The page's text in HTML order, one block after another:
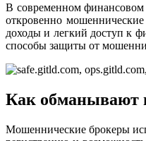
В современном финансовом
откровенно
доходы и легкий доступ к
способы защиты от
Как обманывают
Мошеннические брокеры